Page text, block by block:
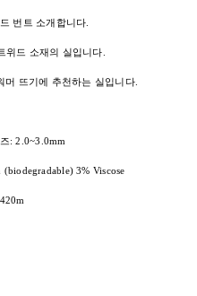
번트 소개합니다.
위드 소재의 실입니다.
뜨기에 추천하는 실입니다.
: 2.0~3.0mm
3% Viscose